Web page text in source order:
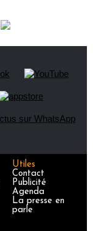
Utiles
Contact
Publicité
Agenda
La presse en
parle